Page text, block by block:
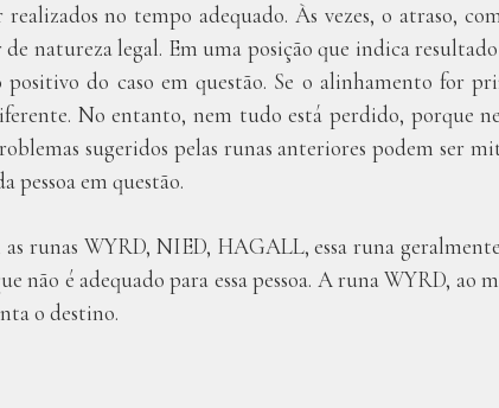
realizados no tempo adequado. Às vezes, o atraso,
de natureza legal. Em uma posição que indica
do caso em questão. Se o alinhamento for
No entanto, nem tudo está perdido, porque
sugeridos pelas runas anteriores podem ser
pessoa em questão.
runas WYRD, NIED, HAGALL, essa runa
não é adequado para essa pessoa. A runa WYRD, ao
o destino.